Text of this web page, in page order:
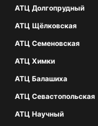
АТЦ Долгопрудный
АТЦ Щёлковская
АТЦ Семеновская
АТЦ Химки
АТЦ Балашиха
АТЦ Севастопольская
АТЦ Научный